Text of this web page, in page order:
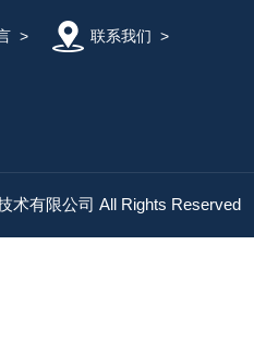
> 联系我们 >
术有限公司 All Rights Reserved